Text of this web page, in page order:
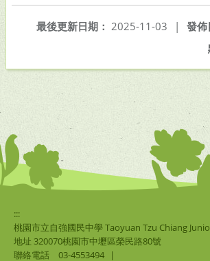
發佈
最後更新日期： 2025-11-03
|
:::
桃園市立自強國民中學 Taoyuan Tzu Chiang
地址 320070桃園市中壢區榮民路80號
聯絡電話
03-4553494 |